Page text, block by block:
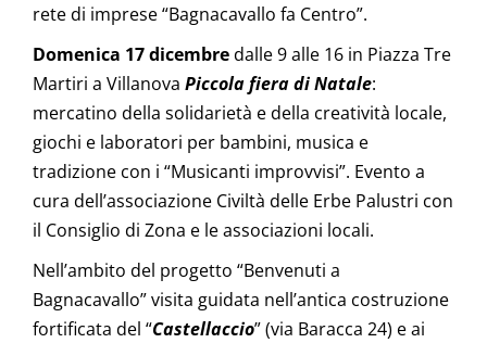
rete di imprese “Bagnacavallo fa Centro”.
Domenica 17 dicembredalle 9 alle 16 in Piazza Tre
Martiri a Villanova Piccola fiera di Natale:
mercatino della solidarietà e della creatività locale,
giochi e laboratori per bambini, musica e
tradizione con i “Musicanti improvvisi”. Evento a
cura dell’associazione Civiltà delle Erbe Palustri con
il Consiglio di Zona e le associazioni locali.
Nell’ambito del progetto “Benvenuti a
Bagnacavallo” visita guidata nell’antica costruzione
fortificata del “Castellaccio” (via Baracca 24) e ai